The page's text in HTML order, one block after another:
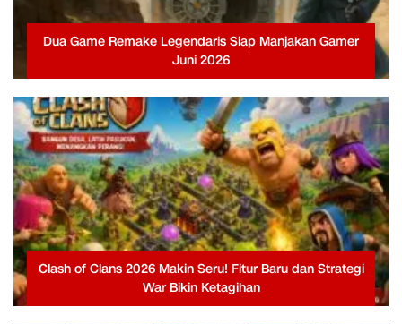
Dua Game Remake Legendaris Siap Manjakan Gamer
Juni 2026
Clash of Clans 2026 Makin Seru! Fitur Baru dan Strategi
War Bikin Ketagihan